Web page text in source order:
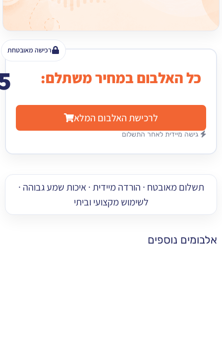
רכישה מאובטחת
האלבום במחיר משתלם: ₪ 15
לרכישת האלבום המלא
מיידית לאחר התשלום
מאובטח · הורדה מיידית · איכות שמע גבוהה ·
לשימוש מקצועי וביתי
נוספים